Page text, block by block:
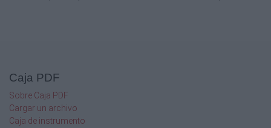

3)
Caja PDF
Sobre Caja PDF
Cargar un archivo
Caja de instrumento